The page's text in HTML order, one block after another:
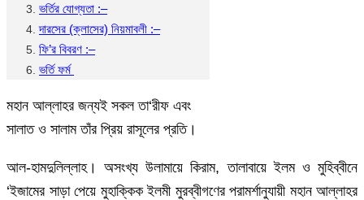
ভর্তির যোগ্যতা :–
দারসের (ক্লাসের) নিয়মাবলী :–
ফি’র বিবরণ :–
ভর্তি ফর্ম
মহান আল্লাহর জন্যই সকল তা‘রীফ এবং
সালাত ও সালাম তাঁর প্রিয় রাসূলের প্রতি।
আল-হামদুলিল্লাহ। অসংখ্য উলামায়ে কিরাম, তালাবায়ে ইলম ও মুহিব্বীনে
‘ইজামের সাড়া পেয়ে মুহাক্কিক ইলমী মুরব্বীগণের পরামর্শানুযায়ী মহান আল্লাহর